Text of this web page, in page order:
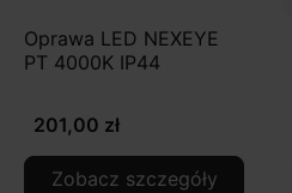
Oprawa LED NEXEYE
PT 4000K IP44
201,00 zł
Zobacz szczegóły